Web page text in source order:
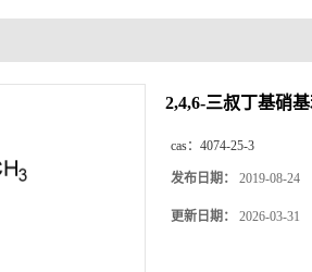
2,4,6-三叔丁基硝
cas： 4074-25-3
发布日期： 2019-08-24
更新日期： 2026-03-31